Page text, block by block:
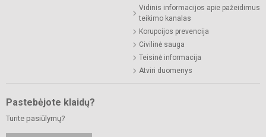
Vidinis informacijos apie pažeidimus
teikimo kanalas
Korupcijos prevencija
Civilinė sauga
Teisinė informacija
Atviri duomenys
Pastebėjote klaidų?
Turite pasiūlymų?